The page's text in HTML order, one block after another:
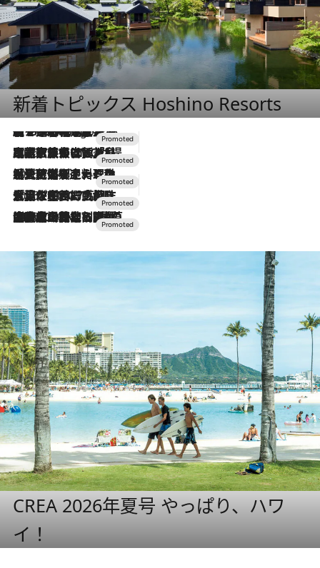
新着トピックス Hoshino Resorts
5 Hours Ago
【トンボの足水浴】ヒノキの香りに包まれて涼感マックス！約13℃の湧水かけ流しを避暑地「星野温泉 トンボの湯」で体験
2026.7.31
【ホテル帰省】という選択肢をOMOが提案。家族とほどよい距離を保つには「昼は実家、夜は気兼ねなくホテルで！」
2026.7.24
【夏限定ディナーコース】旬を迎える稚鮎や花ズッキーニなどをイタリア・トスカーナの郷土料理の手法で満喫！
2026.7.17
「土佐和ハーブかき氷」がOMO7高知に登場！生姜、山椒、大葉など目にも舌にも涼を呼ぶ郷土の味
2026.7.10
NEW OPEN！【界 草津】名湯の地に誕生。趣の異なる2種の温泉と上州ならではの会席・蕎麦割烹など美食を味わう究極の癒やし旅
CREA 2026年夏号 やっぱり、ハワ
イ！